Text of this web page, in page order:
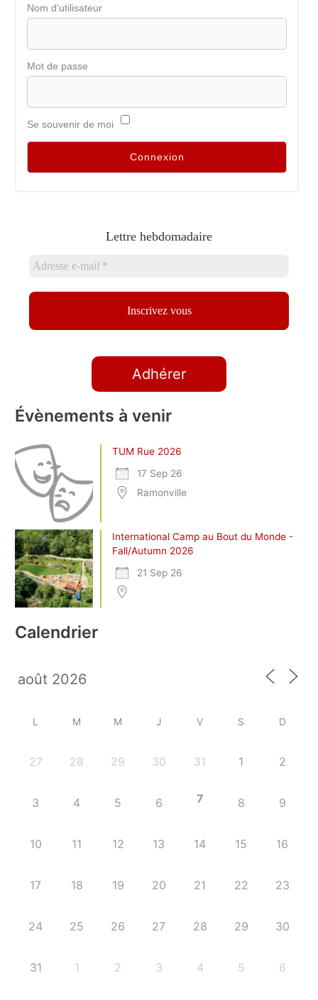
Nom d'utilisateur
Mot de passe
Se souvenir de moi
Lettre hebdomadaire
Adhérer
Évènements à venir
TUM Rue 2026
17 Sep 26
Ramonville
International Camp au Bout du Monde -
Fall/Autumn 2026
21 Sep 26
Calendrier
L M M J V S D
27 28 29 30 31 1 2
3 4 5 6 7 8 9
10 11 12 13 14 15 16
17 18 19 20 21 22 23
24 25 26 27 28 29 30
31 1 2 3 4 5 6